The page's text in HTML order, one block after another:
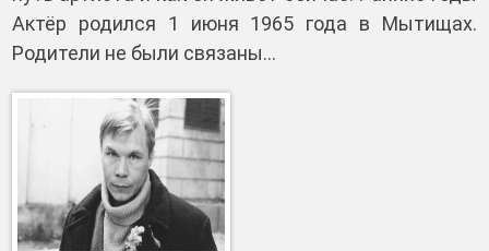
Актёр родился 1 июня 1965 года в Мытищах.
Родители не были связаны…